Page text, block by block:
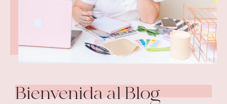
Bienvenida al Blog